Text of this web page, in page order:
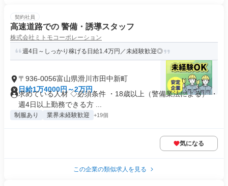
契約社員
高速道路での 警備・誘導スタッフ
株式会社ミトモコーポレーション
週4日～しっかり稼げる日給1.4万円／未経験歓迎◎
〒936-0056富山県滑川市田中新町
日給1万4000円～2万円
求めている人材 ◇必須条件 ・18歳以上（警備業法による） ・
週4日以上勤務できる方 ...
制服あり 業界未経験歓迎 +19個
気になる
この企業の類似求人を見る